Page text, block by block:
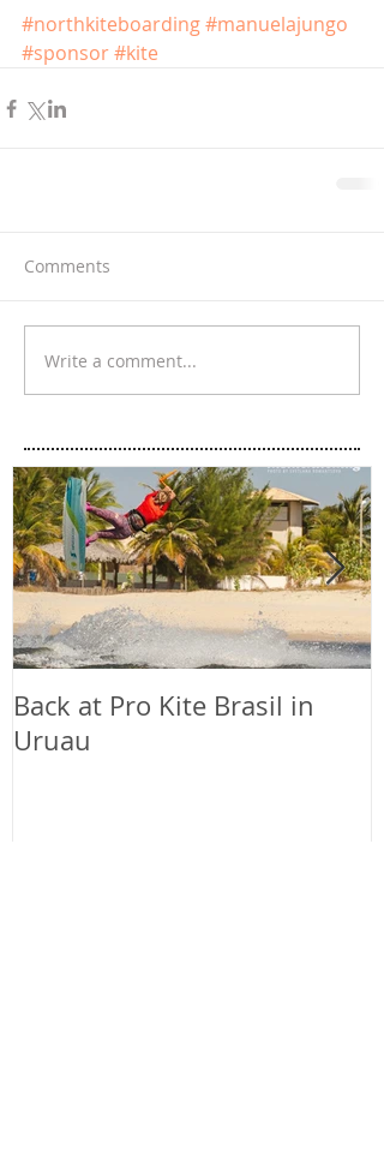
#northkiteboarding#manuelajungo
#sponsor#kite
Comments
Write a comment...
Back at Pro Kite Brasil in
Uruau